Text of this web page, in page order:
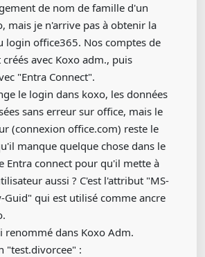
de nom de famille d'un
mais je n'arrive pas à obtenir la
login office365. Nos comptes de
avec Koxo adm., puis
"Entra Connect".
le login dans koxo, les données
sans erreur sur office, mais le
(connexion office.com) reste le
manque quelque chose dans le
Entra connect pour qu'il mette à
aussi ? C'est l'attribut "MS-
Guid" qui est utilisé comme ancre
renommé dans Koxo Adm.
"test.divorcee" :